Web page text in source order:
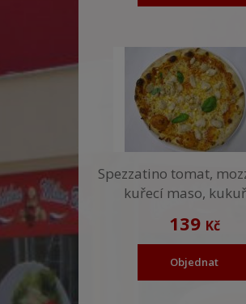
Spezzatino tomat,
kuřecí maso,
139 Kč
Objednat